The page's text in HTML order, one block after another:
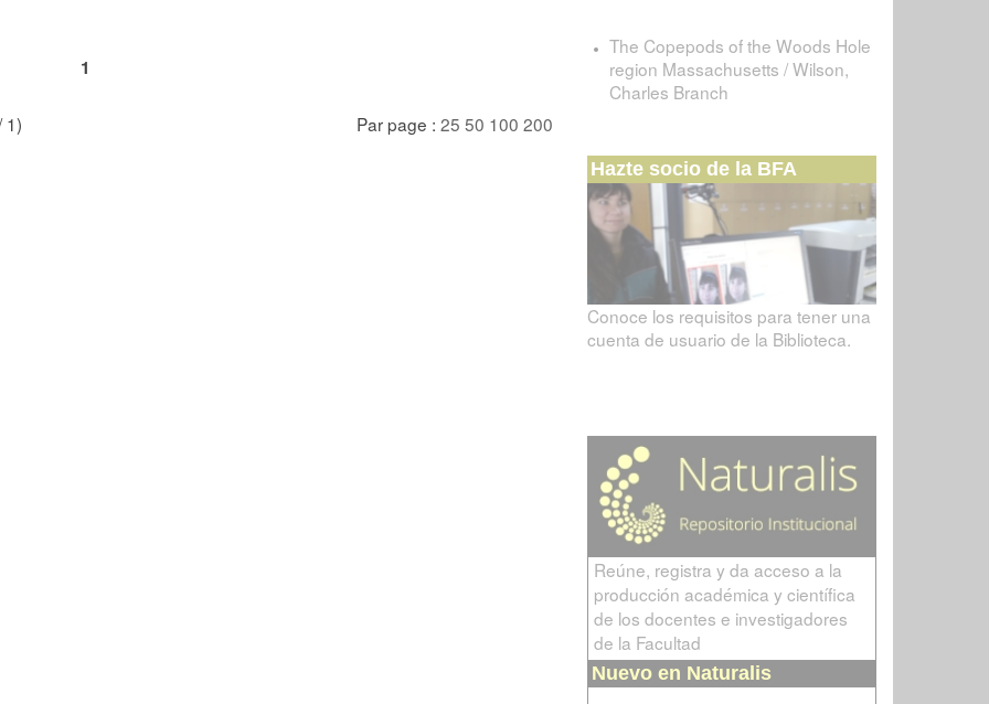
1
1) Par page : 25 50 100 200
The Copepods of the Woods Hole
region Massachusetts / Wilson,
Charles Branch
Hazte socio de la BFA
Conoce los requisitos para tener una
cuenta de usuario de la Biblioteca.
Reúne, registra y da acceso a la
producción académica y científica
de los docentes e investigadores
de la Facultad
Nuevo en Naturalis